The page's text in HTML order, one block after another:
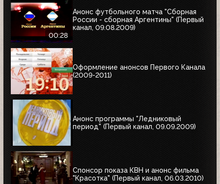
00:28
Анонс футбольного матча "Сборная
России - сборная Аргентины" (Первый
канал, 09.08.2009)
Оформление анонсов Первого Канала
(2009-2011)
Анонс программы "Ледниковый
период" (Первый канал, 09.09.2009)
Спонсор показа КВН и анонс фильма
"Красотка" (Первый канал, 06.03.2010)